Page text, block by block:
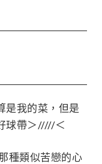
是我的菜，但是
球帶＞/////＜
種類似苦戀的心